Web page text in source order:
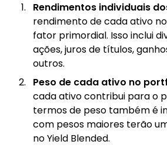
Rendimentos individuais
rendimento de cada ativo
fator primordial. Isso inclui
ações, juros de títulos,
outros.
Peso de cada ativo no
cada ativo contribui para o
termos de peso também é
com pesos maiores terão
no Yield Blended.